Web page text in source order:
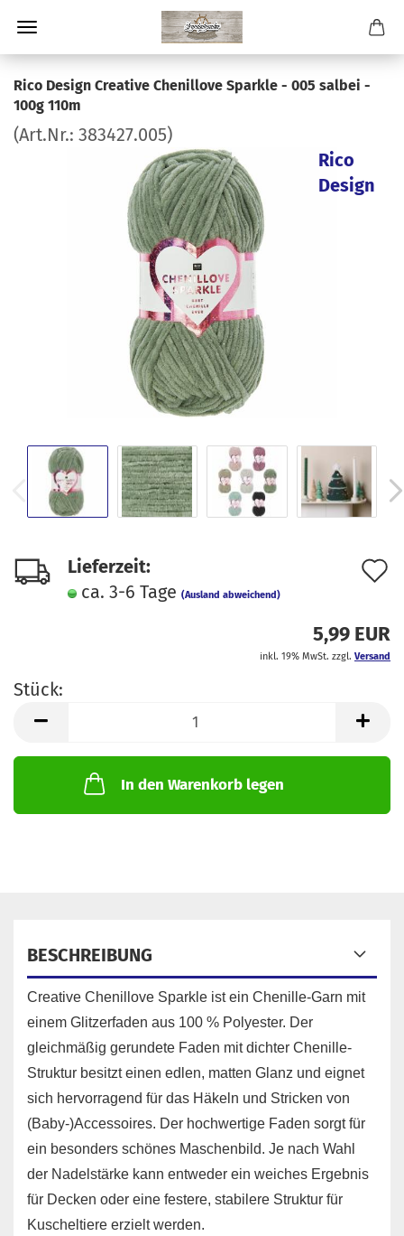
Rico Design Creative Chenillove Sparkle - 005 salbei -
100g 110m
(Art.Nr.: 383427.005)
Rico
Design
Lieferzeit:
ca. 3-6 Tage (Ausland abweichend)
5,99 EUR
inkl. 19% MwSt. zzgl. Versand
Stück:
Stück
In den Warenkorb legen
BESCHREIBUNG
Creative Chenillove Sparkle ist ein Chenille-Garn mit
einem Glitzerfaden aus 100 % Polyester. Der
gleichmäßig gerundete Faden mit dichter Chenille-
Struktur besitzt einen edlen, matten Glanz und eignet
sich hervorragend für das Häkeln und Stricken von
(Baby-)Accessoires. Der hochwertige Faden sorgt für
ein besonders schönes Maschenbild. Je nach Wahl
der Nadelstärke kann entweder ein weiches Ergebnis
für Decken oder eine festere, stabilere Struktur für
Kuscheltiere erzielt werden.